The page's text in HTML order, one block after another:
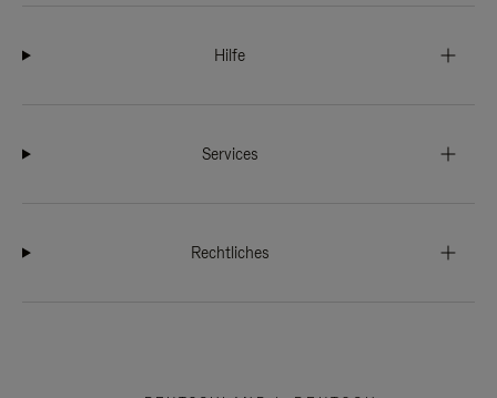
Hilfe
Services
Rechtliches